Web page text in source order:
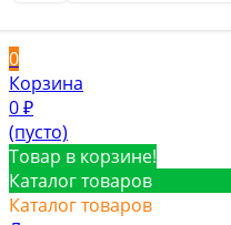
0
Корзина
0 ₽
(пусто)
Товар в корзине!
Каталог товаров
Каталог товаров